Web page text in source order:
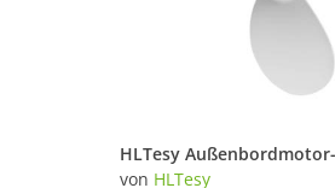
von HLTesy